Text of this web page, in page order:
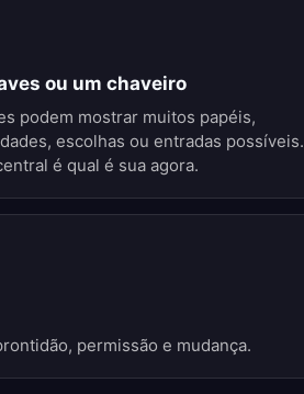
ou um chaveiro
podem mostrar muitos papéis,
escolhas ou entradas possíveis.
é qual é sua agora.
permissão e mudança.